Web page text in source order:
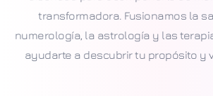
transformadora. Fusionamos la
numerología, la astrología y las
ayudarte a descubrir tu propósito y